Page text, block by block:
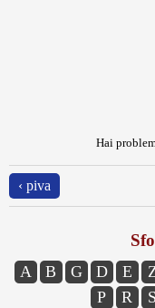
Hai
‹ piva
A B G D E
P
R S